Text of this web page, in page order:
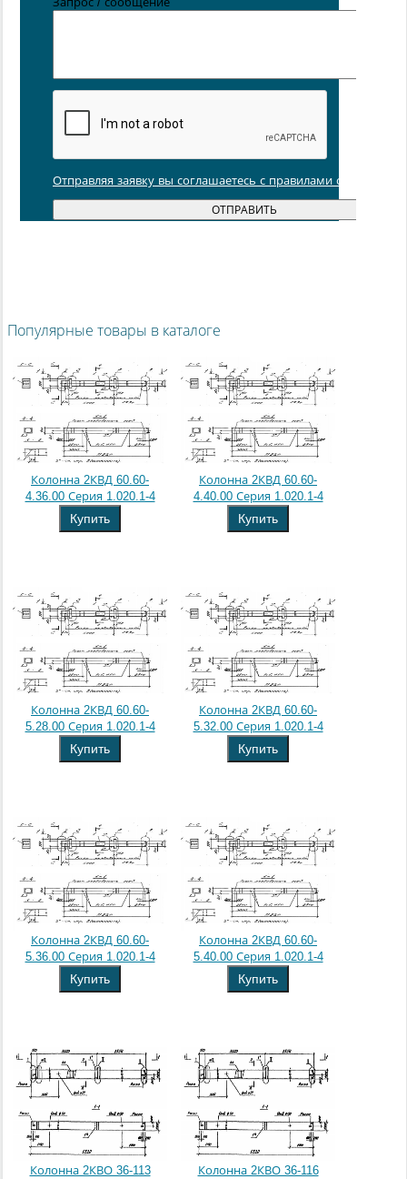
Отправляя заявку вы соглашаетесь с правилами обработки
Популярные товары в каталоге
Колонна 2КВД 60.60-
4.36.00 Серия 1.020.1-4
Купить
Колонна 2КВД 60.60-
4.40.00 Серия 1.020.1-4
Купить
Колонна 2КВД 60.60-
5.28.00 Серия 1.020.1-4
Купить
Колонна 2КВД 60.60-
5.32.00 Серия 1.020.1-4
Купить
Колонна 2КВД 60.60-
5.36.00 Серия 1.020.1-4
Купить
Колонна 2КВД 60.60-
5.40.00 Серия 1.020.1-4
Купить
Колонна 2КВО 36-113
Колонна 2КВО 36-116